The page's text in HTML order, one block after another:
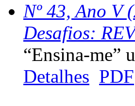
Nº 43, Ano V
Desafios:
“Ensina-me”
Detalhes PDF